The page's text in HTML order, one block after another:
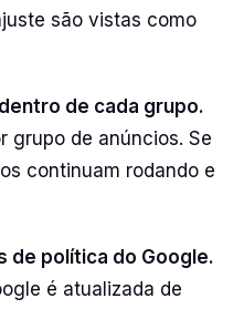
são vistas como
de cada grupo.
grupo de anúncios. Se
continuam rodando e
de política do Google.
é atualizada de